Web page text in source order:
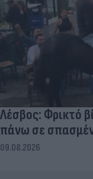
Λέσβος: Φρικτό
πάνω σε
09.08.2026